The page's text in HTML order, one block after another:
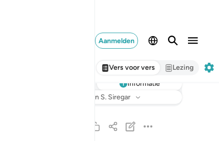
Aanmelden
Vers voor vers Lezing
Informatie
: Sofian S. Siregar